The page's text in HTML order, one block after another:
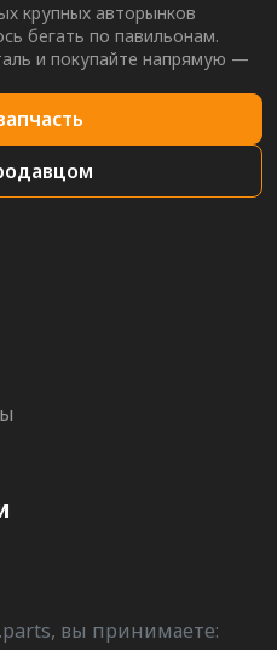
крупных авторынков
бегать по павильонам.
и покупайте напрямую —
вы принимаете: